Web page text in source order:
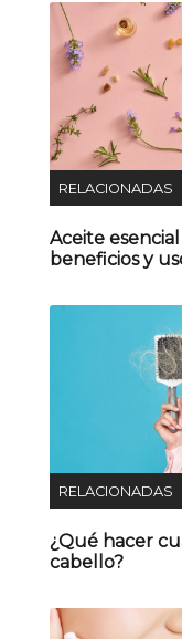
RELACIONADAS
Aceite
beneficios y
RELACIONADAS
¿Qué hacer
cabello?